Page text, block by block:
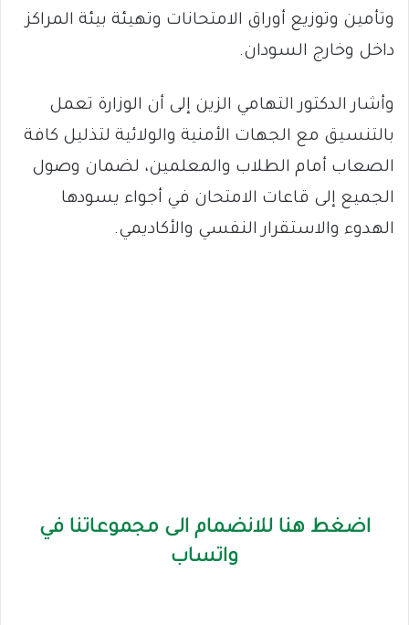
وتأمين وتوزيع أوراق الامتحانات وتهيئة بيئة المراكز
داخل وخارج السودان.
وأشار الدكتور التهامي الزين إلى أن الوزارة تعمل
بالتنسيق مع الجهات الأمنية والولائية لتذليل كافة
الصعاب أمام الطلاب والمعلمين، لضمان وصول
الجميع إلى قاعات الامتحان في أجواء يسودها
الهدوء والاستقرار النفسي والأكاديمي.
اضغط هنا للانضمام الى مجموعاتنا في
واتساب